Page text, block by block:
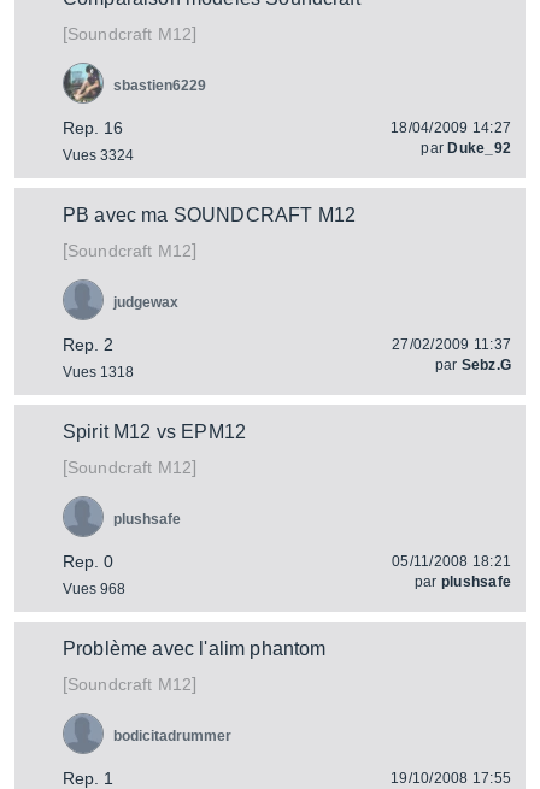
[Soundcraft M12]
Rep. 16
Vues 3324
sbastien6229
18/04/2009 14:27
par Duke_92
PB avec ma SOUNDCRAFT M12
[Soundcraft M12]
Rep. 2
Vues 1318
judgewax
27/02/2009 11:37
par Sebz.G
Spirit M12 vs EPM12
[Soundcraft M12]
Rep. 0
Vues 968
plushsafe
05/11/2008 18:21
par plushsafe
Problème avec l'alim phantom
[Soundcraft M12]
Rep. 1
bodicitadrummer
19/10/2008 17:55